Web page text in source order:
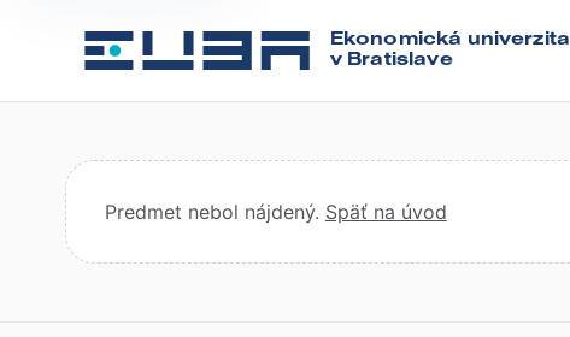
Ekonomická univerzita
v Bratislave
Predmet nebol nájdený. Späť na úvod